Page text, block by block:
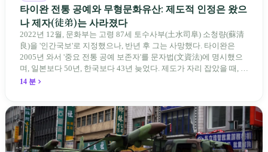
타이완 전통 공예와 무형문화유산: 제도적 인정은 왔으
나 제자(徒弟)는 사라졌다
2022년 12월, 문화부는 고령 87세 토수사부(土水司阜) 소청량(蘇清
良)을 '인간국보'로 지정했으나, 반년 후 그는 사망했다. 타이완은
2005년 와서 '중요 전통 공예 보존자'를 문자법(文資法)에 명시했으
며, 일본보다 50년, 한국보다 43년 늦었다. 제도가 자리 잡았을 때, 제
자 제도는 이미 1970-80년대 산업화 과정에서 붕괴되었다. 600여 명
14 분